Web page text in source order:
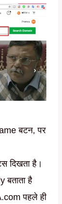
बटन, पर
दिखता है।
बताता है
पहले ही